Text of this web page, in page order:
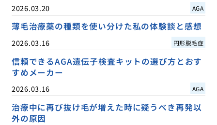
2026.03.20 AGA
薄毛治療薬の種類を使い分けた私の体験談と感想
2026.03.16 円形脱毛症
信頼できるAGA遺伝子検査キットの選び方とおす
すめメーカー
2026.03.16 AGA
治療中に再び抜け毛が増えた時に疑うべき再発以
外の原因